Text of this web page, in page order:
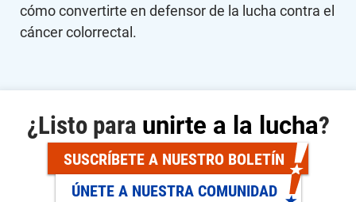
cómo convertirte en defensor de la lucha contra el
cáncer colorrectal.
¿Listo para unirte a la lucha?
SUSCRÍBETE A NUESTRO BOLETÍN
ÚNETE A NUESTRA COMUNIDAD